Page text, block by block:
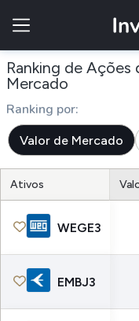
Ranking de Ações
Mercado de
Ranking por:
Valor de Mercado
Ativos
WEGE3
EMBJ3